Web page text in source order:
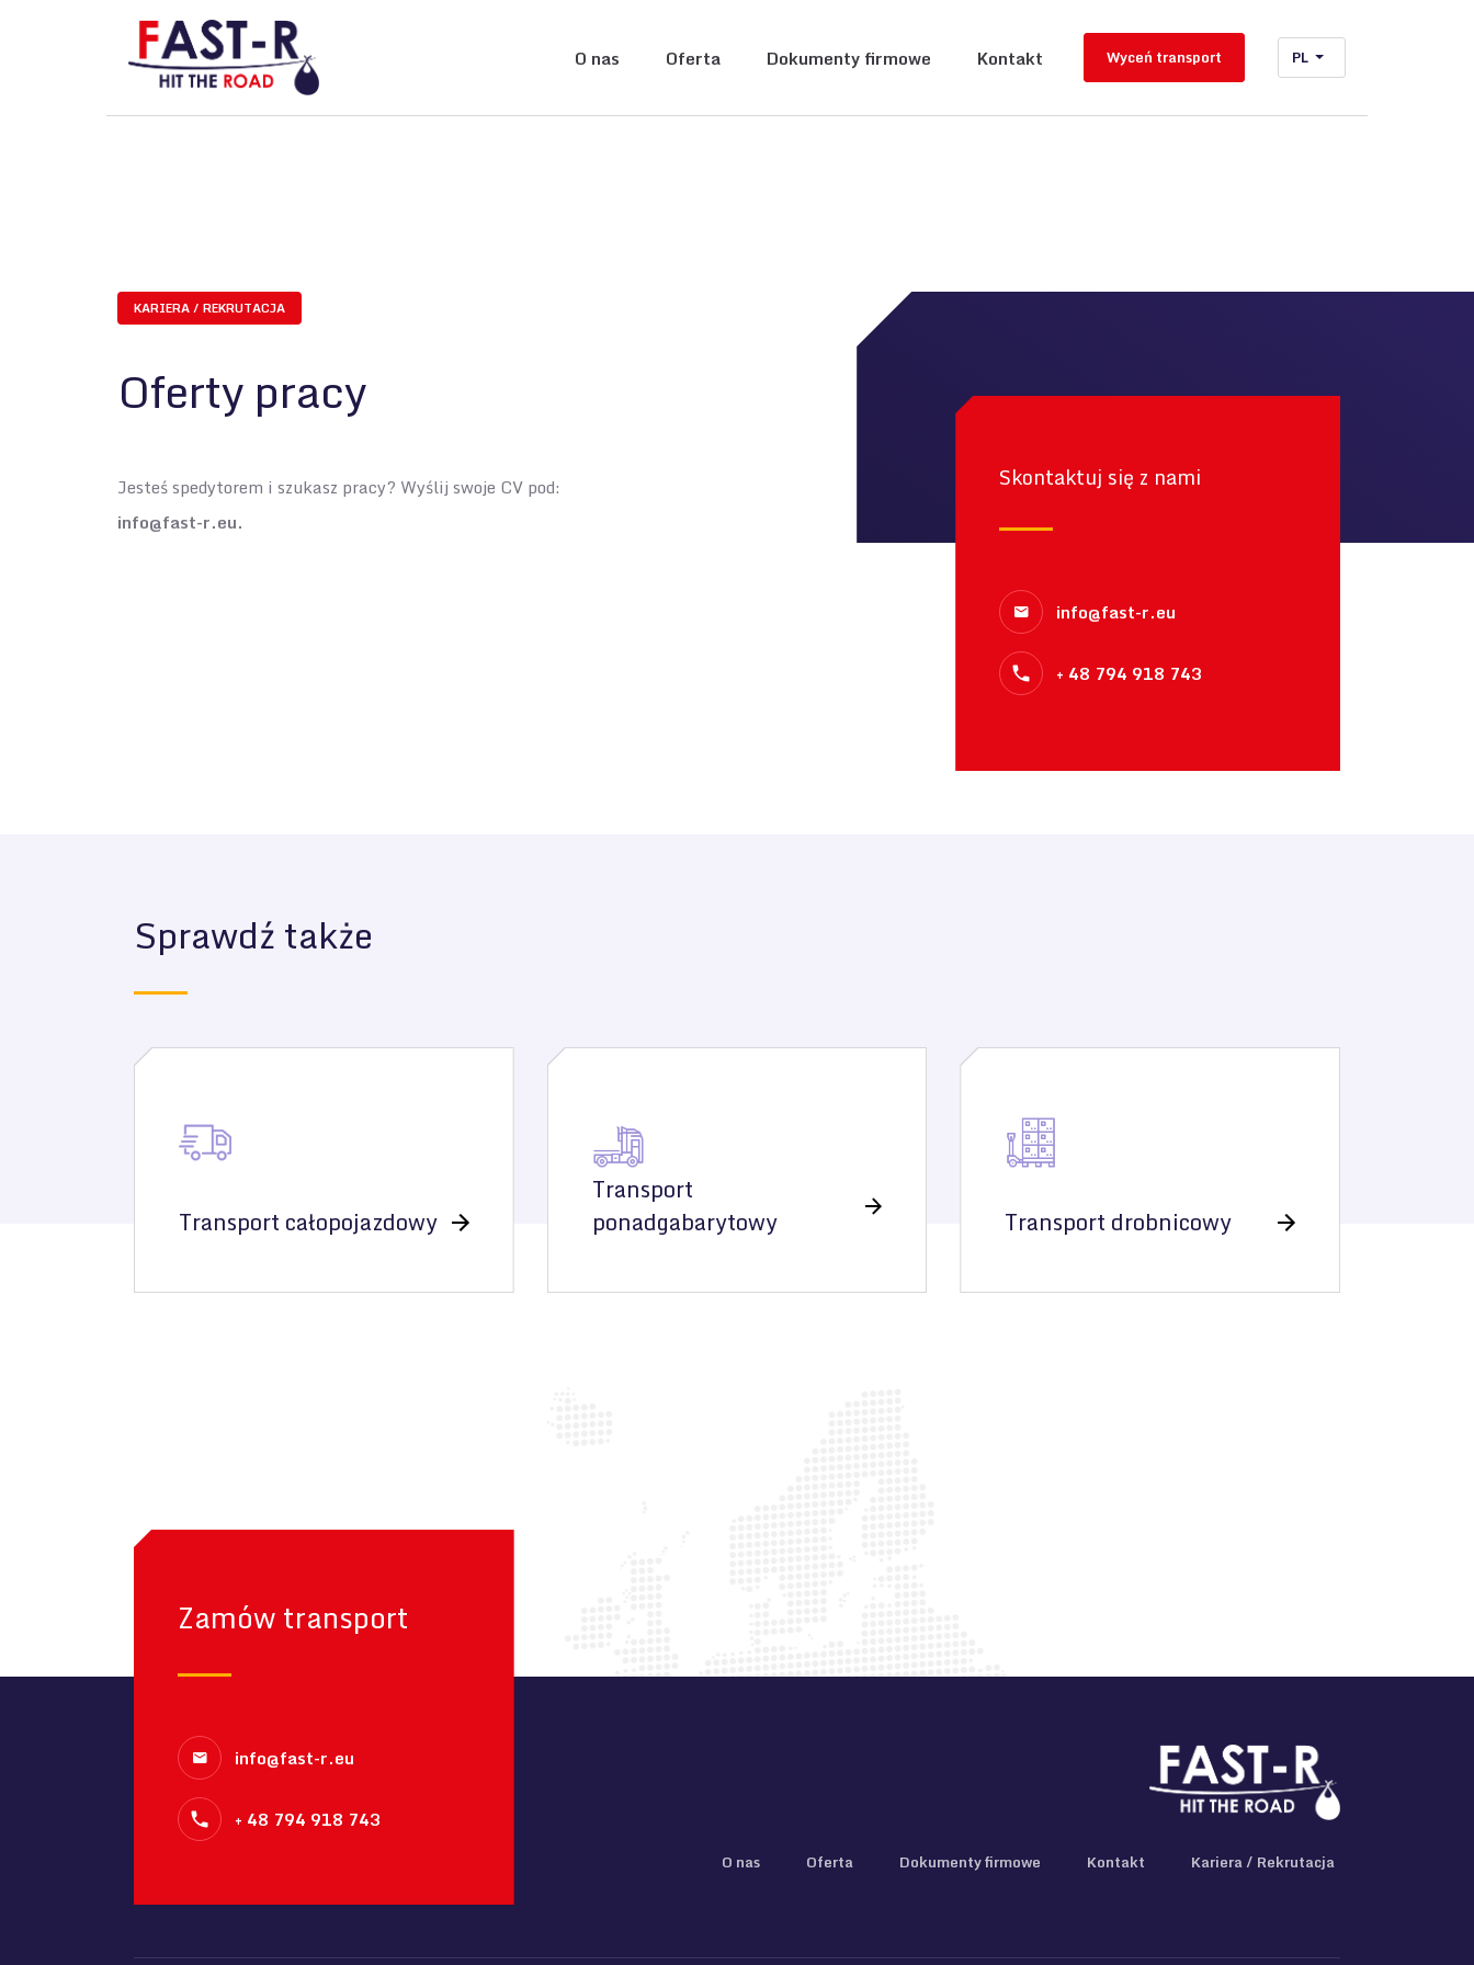
O nas Oferta Dokumenty firmowe Kontakt Wyceń transport PL
Skontaktuj się z nami
info@fast-r.eu
+ 48 794 918 743
KARIERA / REKRUTACJA
Oferty pracy
Jesteś spedytorem i szukasz pracy? Wyślij swoje CV pod:
info@fast-r.eu.
Sprawdź także
Transport całopojazdowy
Transport
ponadgabarytowy
Transport drobnicowy
Zamów transport
info@fast-r.eu
+ 48 794 918 743
O nas Oferta Dokumenty firmowe Kontakt Kariera / Rekrutacja